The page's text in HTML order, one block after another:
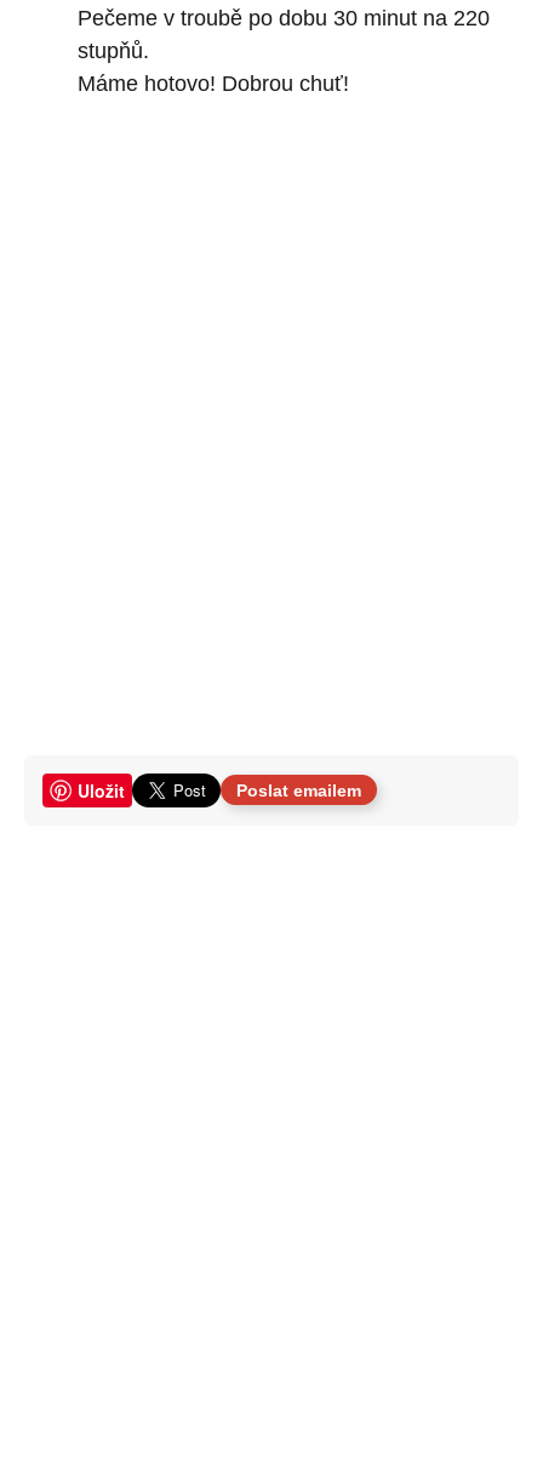
Pečeme v troubě po dobu 30 minut na 220
stupňů.
Máme hotovo! Dobrou chuť!
Uložit Poslat emailem